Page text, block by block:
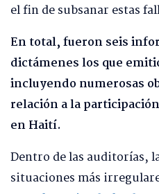
el fin de subsanar estas
En total, fueron seis
dictámenes los que
incluyendo numerosas
relación a la
en Haití.
Dentro de las auditorías,
situaciones más